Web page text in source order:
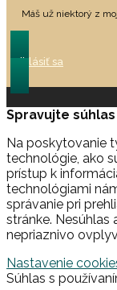
Máš už niektorý z
Prihlásiť sa
Spravujte
Na poskytovanie
technológie, ako
prístup k
technológiami
správanie pri
stránke. Nesúhlas
nepriaznivo
Nastavenie
Súhlas s